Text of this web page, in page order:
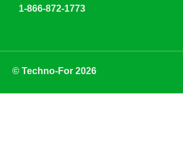
1-866-872-1773
© Techno-For 2026